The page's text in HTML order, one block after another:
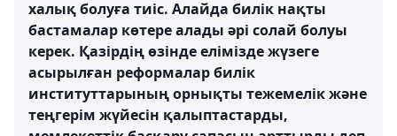
халық болуға тиіс. Алайда билік нақты
бастамалар көтере алады әрі солай болуы
керек. Қазірдің өзінде елімізде жүзеге
асырылған реформалар билік
институттарының орнықты тежемелік және
теңгерім жүйесін қалыптастарды,